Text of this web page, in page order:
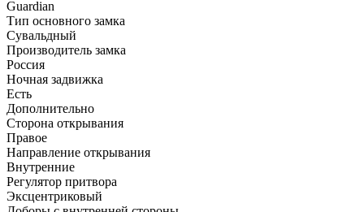
Guardian
Тип основного замка
Сувальдный
Производитель замка
Россия
Ночная задвижка
Есть
Дополнительно
Сторона открывания
Правое
Направление открывания
Внутренние
Регулятор притвора
Эксцентриковый